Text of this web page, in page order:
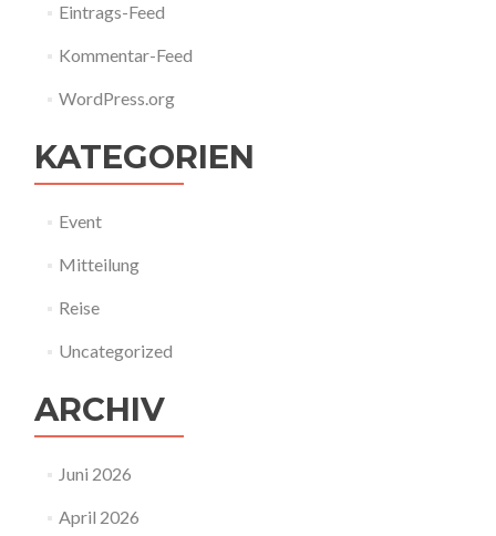
Eintrags-Feed
Kommentar-Feed
WordPress.org
KATEGORIEN
Event
Mitteilung
Reise
Uncategorized
ARCHIV
Juni 2026
April 2026